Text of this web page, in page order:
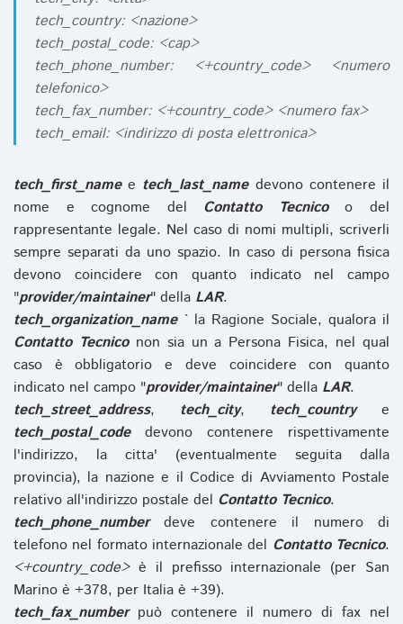
tech_country: <nazione>
tech_postal_code: <cap>
tech_phone_number: <+country_code> <numero
telefonico>
tech_fax_number: <+country_code> <numero fax>
tech_email: <indirizzo di posta elettronica>
tech_first_namee tech_last_namedevono contenere il
nome e cognome del Contatto Tecnicoo del
rappresentante legale. Nel caso di nomi multipli, scriverli
sempre separati da uno spazio. In caso di persona fisica
devono coincidere con quanto indicato nel campo
"provider/maintainer" della LAR.
tech_organization_name` la Ragione Sociale, qualora il
Contatto Tecniconon sia un a Persona Fisica, nel qual
caso è obbligatorio e deve coincidere con quanto
indicato nel campo "provider/maintainer" della LAR.
tech_street_address, tech_city, tech_countrye
tech_postal_codedevono contenere rispettivamente
l'indirizzo, la citta' (eventualmente seguita dalla
provincia), la nazione e il Codice di Avviamento Postale
relativo all'indirizzo postale del Contatto Tecnico.
tech_phone_numberdeve contenere il numero di
telefono nel formato internazionale del Contatto Tecnico.
<+country_code>è il prefisso internazionale (per San
Marino è +378, per Italia è +39).
tech_fax_numberpuò contenere il numero di fax nel